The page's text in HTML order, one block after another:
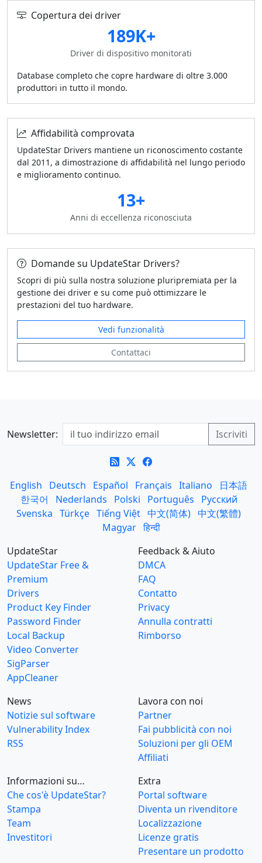
Copertura dei driver
189K+
Driver di dispositivo monitorati
Database completo che copre hardware di oltre 3.000
produttori in tutto il mondo.
Affidabilità comprovata
UpdateStar Drivers mantiene un riconoscimento costante
dal 2011, a dimostrazione di affidabilità nel lungo periodo
e miglioramento continuo.
13+
Anni di eccellenza riconosciuta
Domande su UpdateStar Drivers?
Scopri di più sulla nostra soluzione pluripremiata per la
gestione dei driver e su come può ottimizzare le
prestazioni del tuo hardware.
Vedi funzionalità
Contattaci
Newsletter:
English Deutsch Español Français Italiano
日本語
한국어
Nederlands Polski Português
Русский
Svenska Türkçe Tiếng Việt 中文(简体) 中文(繁體)
Magyar हिन्दी
UpdateStar
UpdateStar Free &
Premium
Drivers
Product Key Finder
Password Finder
Local Backup
Video Converter
SigParser
AppCleaner
Feedback & Aiuto
DMCA
FAQ
Contatto
Privacy
Annulla contratti
Rimborso
News
Notizie sul software
Vulnerability Index
RSS
Lavora con noi
Partner
Fai pubblicità con noi
Soluzioni per gli OEM
Affiliati
Informazioni su…
Che cos'è UpdateStar?
Stampa
Team
Investitori
Extra
Portal software
Diventa un rivenditore
Localizzazione
Licenze gratis
Presentare un prodotto